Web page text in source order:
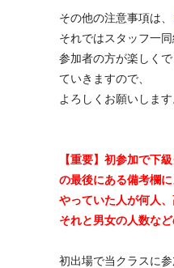
その他の注意事項は、
それではスタッフ一同
参加者の方が楽しく
ていきますので、
よろしくお願いします
【重要】初参加で下
の最後にある備考欄
やっていた人が何人
それと男女の人数な
初出場で当クラスに